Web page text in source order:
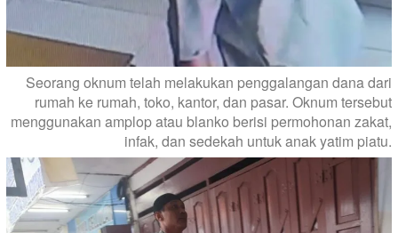
Seorang oknum telah melakukan penggalangan dana dari
rumah ke rumah, toko, kantor, dan pasar. Oknum tersebut
menggunakan amplop atau blanko berisi permohonan zakat,
infak, dan sedekah untuk anak yatim piatu.